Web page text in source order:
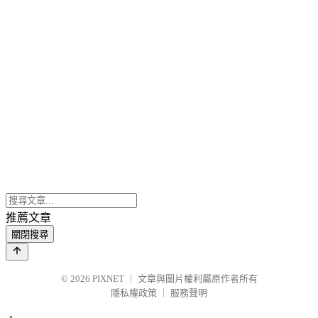
推薦文章
關閉搜尋
© 2026 PIXNET
文章與圖片權利屬原作者所有
隱私權政策
服務聲明